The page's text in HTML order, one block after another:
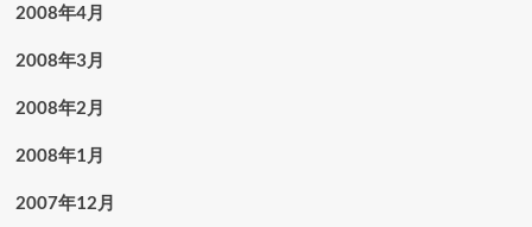
2008年4月
2008年3月
2008年2月
2008年1月
2007年12月